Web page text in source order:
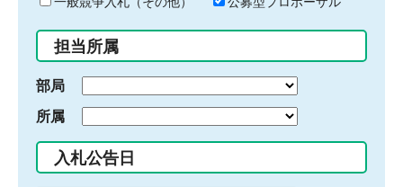
入
力
担当所属
部局
所属
入札公告日